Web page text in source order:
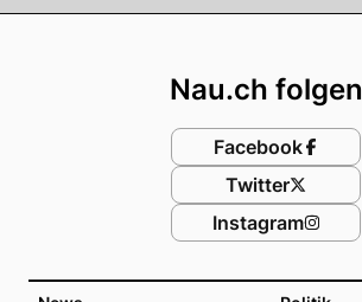
Nau.ch folgen
Facebook
Twitter
Instagram